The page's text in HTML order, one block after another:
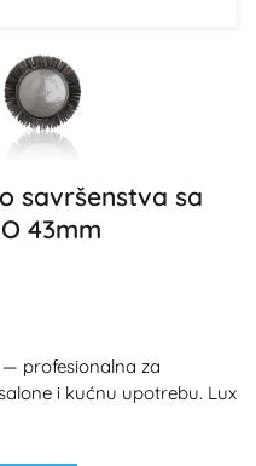
savršenstva sa
43mm
— profesionalna za
i kućnu upotrebu. Lux